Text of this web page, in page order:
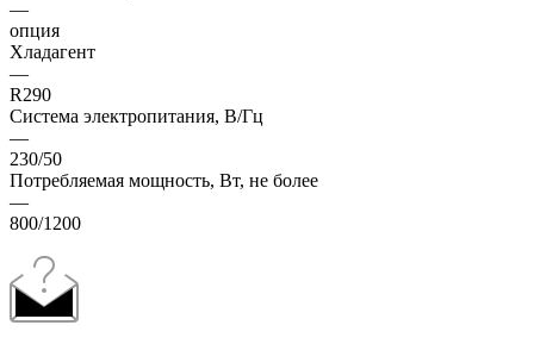
—
опция
Хладагент
—
R290
Система электропитания, В/Гц
—
230/50
Потребляемая мощность, Вт, не более
—
800/1200